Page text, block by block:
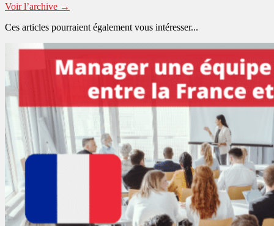
Voir l’archive →
Ces articles pourraient également vous intéresser...